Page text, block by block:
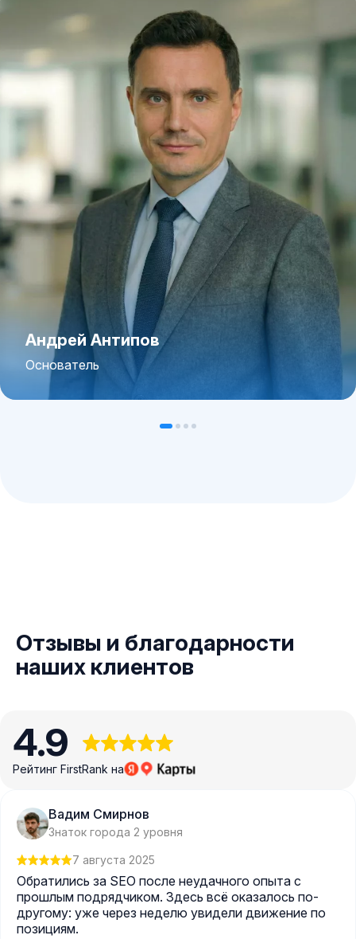
Андрей Антипов
Основатель
Отзывы и благодарности
наших клиентов
4.9
Рейтинг FirstRank на
Вадим Смирнов
Знаток города 2 уровня
7 августа 2025
Обратились за SEO после неудачного опыта с
прошлым подрядчиком. Здесь всё оказалось по-
другому: уже через неделю увидели движение по
позициям.